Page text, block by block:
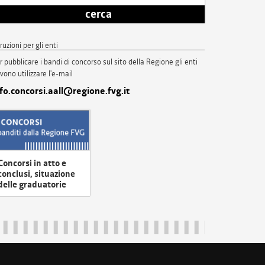
cerca
per gli enti
pubblicare i bandi di concorso sul sito della Regione gli enti
utilizzare l'e-mail
in atto e
situazione
graduatorie